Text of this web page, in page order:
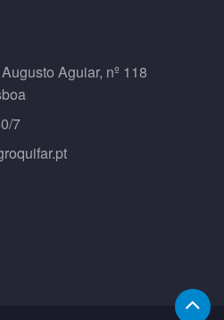
Aguiar, nº 118
7